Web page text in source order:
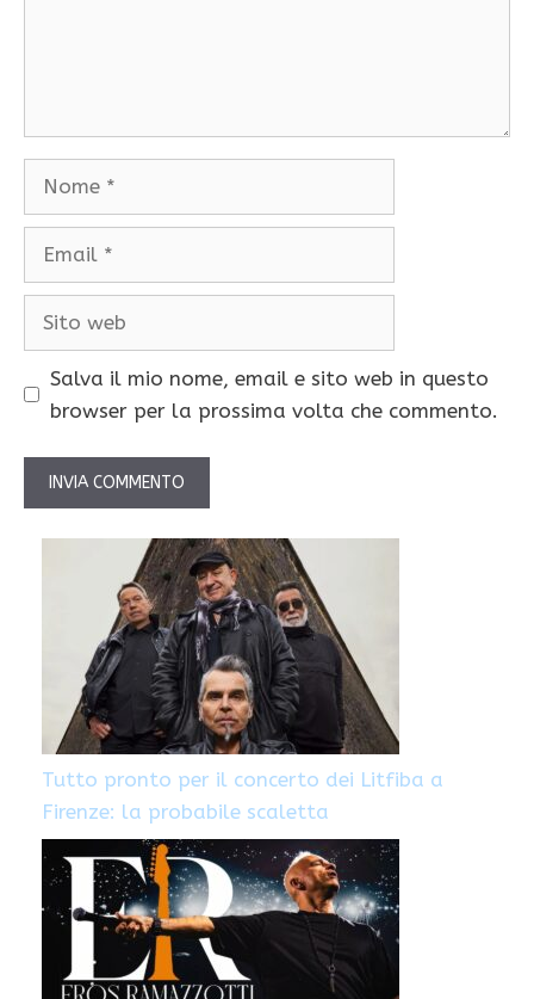
Salva il mio nome, email e sito web in questo
browser per la prossima volta che commento.
Tutto pronto per il concerto dei Litfiba a
Firenze: la probabile scaletta